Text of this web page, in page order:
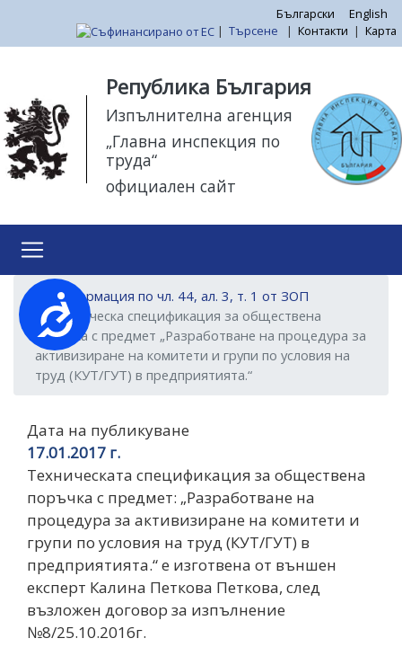
Достъпност
внимание:
Този
уебсайт
разполага
достъпност.
към
съдържание
Български
English
| Търсене | Контакти | Карта
Република България
Изпълнителна агенция
„Главна инспекция по
труда“
официален сайт
Информация по чл. 44, ал. 3, т. 1 от ЗОП
Техническа спецификация за обществена
поръчка с предмет „Разработване на процедура за
активизиране на комитети и групи по условия на
труд (КУТ/ГУТ) в предприятията.“
Дата на публикуване
17.01.2017 г.
Техническата спецификация за обществена
поръчка с предмет: „Разработване на
процедура за активизиране на комитети и
групи по условия на труд (КУТ/ГУТ) в
предприятията.“ е изготвена от външен
експерт Калина Петкова Петкова, след
възложен договор за изпълнение
№8/25.10.2016г.